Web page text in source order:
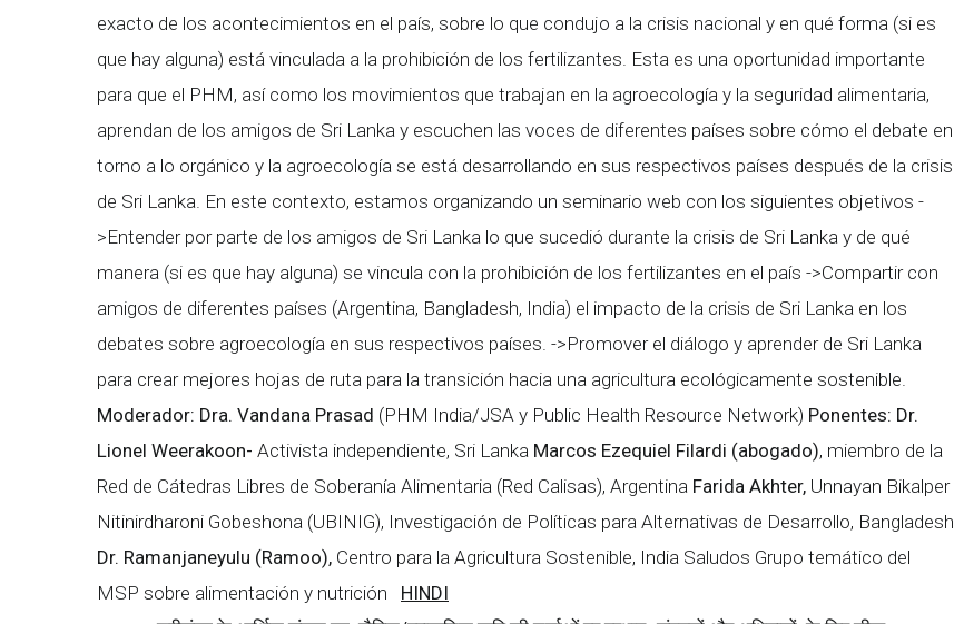
exacto de los acontecimientos en el país, sobre lo que condujo a la crisis nacional y en qué forma (si es
que hay alguna) está vinculada a la prohibición de los fertilizantes. Esta es una oportunidad importante
para que el PHM, así como los movimientos que trabajan en la agroecología y la seguridad alimentaria,
aprendan de los amigos de Sri Lanka y escuchen las voces de diferentes países sobre cómo el debate en
torno a lo orgánico y la agroecología se está desarrollando en sus respectivos países después de la crisis
de Sri Lanka. En este contexto, estamos organizando un seminario web con los siguientes objetivos -
>Entender por parte de los amigos de Sri Lanka lo que sucedió durante la crisis de Sri Lanka y de qué
manera (si es que hay alguna) se vincula con la prohibición de los fertilizantes en el país ->Compartir con
amigos de diferentes países (Argentina, Bangladesh, India) el impacto de la crisis de Sri Lanka en los
debates sobre agroecología en sus respectivos países. ->Promover el diálogo y aprender de Sri Lanka
para crear mejores hojas de ruta para la transición hacia una agricultura ecológicamente sostenible.
Moderador: Dra. Vandana Prasad (PHM India/JSA y Public Health Resource Network) Ponentes: Dr.
Lionel Weerakoon- Activista independiente, Sri Lanka Marcos Ezequiel Filardi (abogado), miembro de la
Red de Cátedras Libres de Soberanía Alimentaria (Red Calisas), Argentina Farida Akhter, Unnayan Bikalper
Nitinirdharoni Gobeshona (UBINIG), Investigación de Políticas para Alternativas de Desarrollo, Bangladesh
Dr. Ramanjaneyulu (Ramoo), Centro para la Agricultura Sostenible, India Saludos Grupo temático del
MSP sobre alimentación y nutrición
HINDI